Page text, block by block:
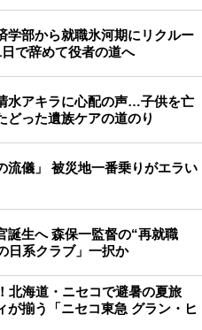
学部から就職氷河期にリクルー
で辞めて役者の道へ
水アキラに心配の声…子供を亡
どった遺族ケアの道のり
流儀」 被災地一番乗りがエラい
誕生へ 森保一監督の“再就職
日系クラブ」一択か
北海道・ニセコで避暑の夏旅
が揃う「ニセコ東急 グラン・ヒ